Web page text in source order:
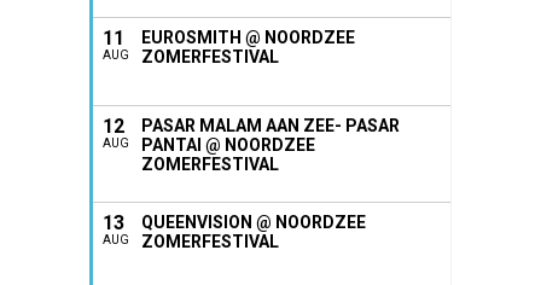
11
AUG
EUROSMITH @ NOORDZEE
ZOMERFESTIVAL
12
AUG
PASAR MALAM AAN ZEE- PASAR
PANTAI @ NOORDZEE
ZOMERFESTIVAL
13
AUG
QUEENVISION @ NOORDZEE
ZOMERFESTIVAL